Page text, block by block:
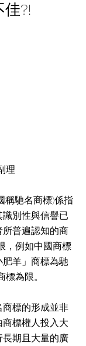
?!
理
馳名商標)係指
別性與信譽已
普遍認知的商
，例如中國商標
羊」商標為馳
為限。
標的形成並非
標權人投入大
期且大量的廣